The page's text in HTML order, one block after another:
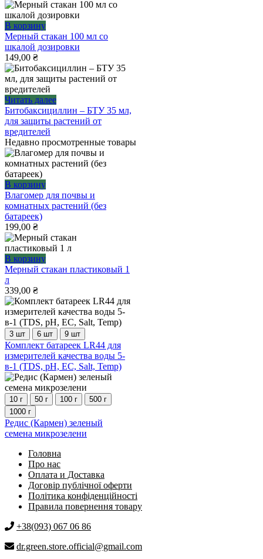
В корзину
Мерный стакан 100 мл со
шкалой дозировки
149,00 ₴
Читать далее
Битобаксициллин – БТУ 35 мл,
для защиты растений от
вредителей
Недавно просмотренные товары
В корзину
Влагомер для почвы и
комнатных растений (без
батареек)
199,00 ₴
В корзину
Мерный стакан пластиковый 1
л
339,00 ₴
3 шт 6 шт 9 шт
Этот
товар
имеет
несколько
вариаций.
Опции
можно
выбрать
на
странице
товара.
Комплект батареек LR44 для
измерителей качества воды 5-
в-1 (TDS, pH, EC, Salt, Temp)
10 г 50 г 100 г
500 г
1000 г
Этот
товар
несколько
вариаций.
Опции
можно
выбрать
товара.
Редис (Кармен) зеленый
семена микрозелени
Головна
Про нас
Оплата и Доставка
Договір публічної оферти
Політика конфіденційності
Правила повернення товару
+38(093) 067 06 86
dr.green.store.official@gmail.com